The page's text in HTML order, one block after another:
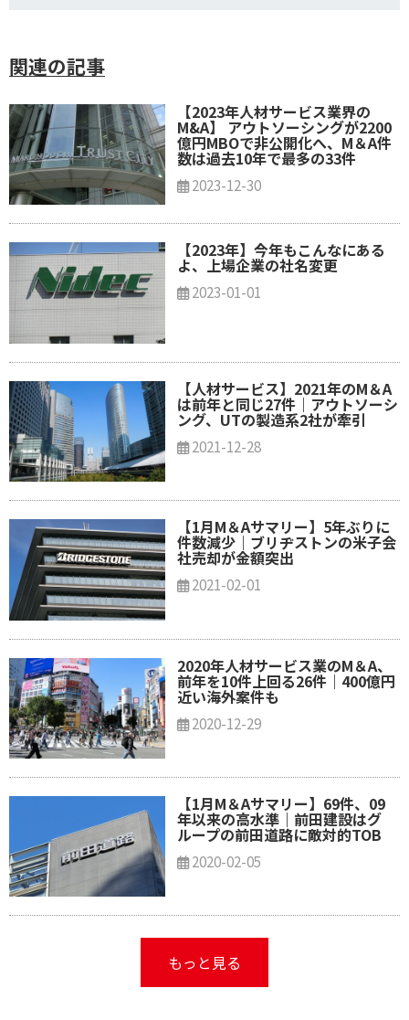
関連の記事
【2023年人材サービス業界の
M&A】 アウトソーシングが2200
億円MBOで非公開化へ、M＆A件
数は過去10年で最多の33件
2023-12-30
【2023年】今年もこんなにある
よ、上場企業の社名変更
2023-01-01
【人材サービス】2021年のM＆A
は前年と同じ27件｜アウトソーシ
ング、UTの製造系2社が牽引
2021-12-28
【1月M＆Aサマリー】5年ぶりに
件数減少｜ブリヂストンの米子会
社売却が金額突出
2021-02-01
2020年人材サービス業のM＆A、
前年を10件上回る26件｜400億円
近い海外案件も
2020-12-29
【1月M＆Aサマリー】69件、09
年以来の高水準｜前田建設はグ
ループの前田道路に敵対的TOB
2020-02-05
もっと見る